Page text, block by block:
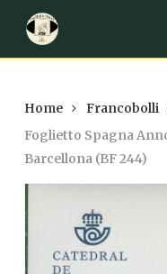
main
Home Francobolli
Foglietto Spagna
Barcellona (BF 244)